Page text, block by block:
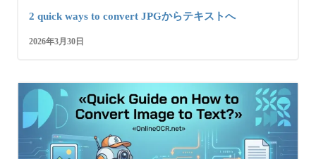
2 quick ways to convert JPGからテキストへ
2026年3月30日